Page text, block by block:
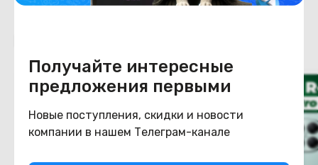
Получайте интересные
предложения первыми
Новые поступления, скидки и новости
компании в нашем Телеграм-канале